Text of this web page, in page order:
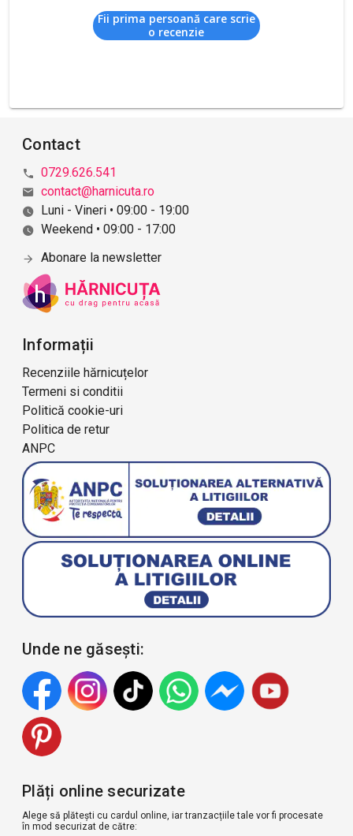
Fii prima persoană care scrie
o recenzie
Contact
0729.626.541
contact@harnicuta.ro
Luni - Vineri • 09:00 - 19:00
Weekend • 09:00 - 17:00
Abonare la newsletter
Informații
Recenziile hărnicuțelor
Termeni si conditii
Politică cookie-uri
Politica de retur
ANPC
Unde ne găsești:
Plăți online securizate
Alege să plătești cu cardul online, iar tranzacțiile tale vor fi procesate
în mod securizat de către: